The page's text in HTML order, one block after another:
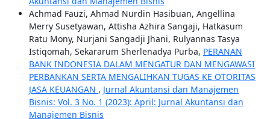
Achmad Fauzi, Ahmad Nurdin Hasibuan, Angellina
Merry Susetyawan, Attisha Azhira Sangaji, Hatkasum
Ratu Mony, Nurjani Sangadji Jhani, Rulyannas Tasya
Istiqomah, Sekararum Sherlenadya Purba, PERANAN
BANK INDONESIA DALAM MENGATUR DAN MENGAWASI
PERBANKAN SERTA MENGALIHKAN TUGAS KE OTORITAS
JASA KEUANGAN , Jurnal Akuntansi dan Manajemen
Bisnis: Vol. 3 No. 1 (2023): April: Jurnal Akuntansi dan
Manajemen Bisnis